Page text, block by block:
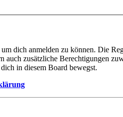
dich anmelden zu können. Die
auch zusätzliche Berechtigungen
in diesem Board bewegst.